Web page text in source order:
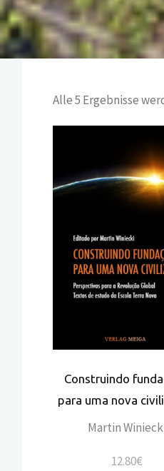
Alle 5 Ergebnisse
Construindo
para uma nova
Martin
12.80€